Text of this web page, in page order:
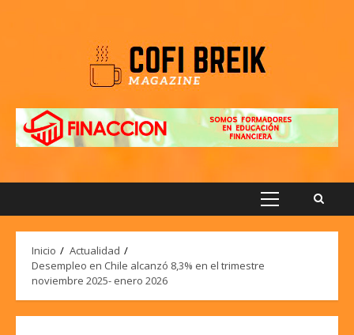
Menú
Inicio
Actualidad
Desempleo en Chile alcanzó 8,3% en el trimestre
noviembre 2025- enero 2026